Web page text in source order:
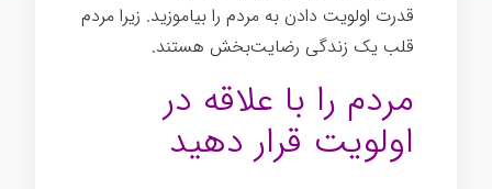
قدرت اولویت دادن به مردم را بیاموزید. زیرا مردم
قلب یک زندگی رضایت‌بخش هستند.
مردم را با علاقه در
اولویت قرار دهید